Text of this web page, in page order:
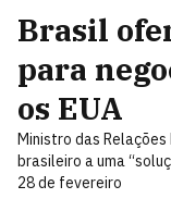
Brasil
para
os EUA
Ministro das
brasileiro a uma
28 de fevereiro